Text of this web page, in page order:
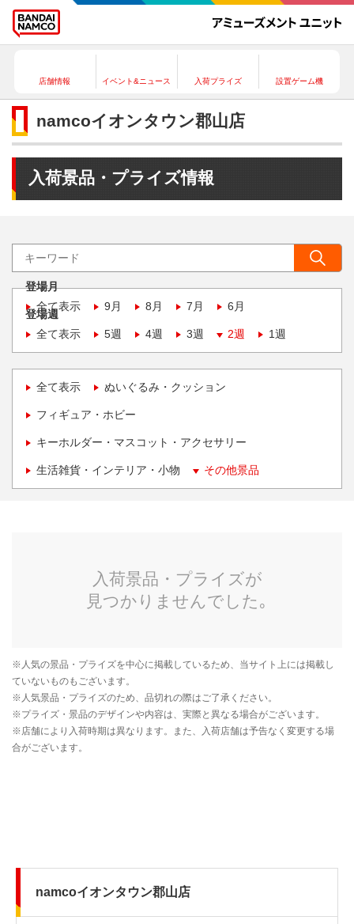
店舗情報 イベント&ニュース 入荷プライズ 設置ゲーム機
namcoイオンタウン郡山店
入荷景品・プライズ情報
登場月
全て表示
9月 8月 7月 6月
登場週
全て表示
5週 4週 3週 2週 1週
全て表示 ぬいぐるみ・クッション
フィギュア・ホビー
キーホルダー・マスコット・アクセサリー
生活雑貨・インテリア・小物 その他景品
namcoイオンタウン郡山店